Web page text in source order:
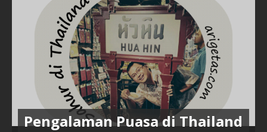
Pengalaman Puasa di Thailand